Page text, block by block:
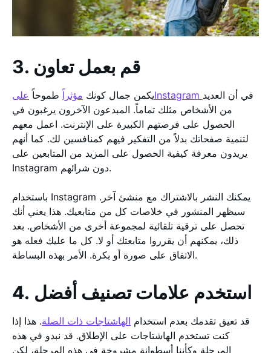
3. قم بعمل تعاون
يكمن جمال كونك مؤثراً طموحاً علىInstagram في أن العديد
من الأشخاص مثلك تماماً. المبدعون الآخرون يرغبون في
الحصول على فرصتهم الكبيرة على الإنترنت. اعمل معهم
لتنمية صفحاتك بدلاً من التفكير فيهم كمنافسين لك. كما أنهم
يريدون معرفة كيفية الحصول على المزيد من المتابعين على
Instagram دون شرائهم.
باستخدام Instagram يمكنك النشر بالاشتراك مع منشئ آخر.
سيظهر المنشور في خلاصات كل من متابعيك. هذا يعني أنك
تحصل على ترقية تلقائية لمجموعة أخرى من الأشخاص. بعد
ذلك، يمكنهم أن يقرروا متابعتك أو لا. كل ما عليك فعله هو
الاتفاق على صورة أو بكرة. الأمر بهذه البساطة.
4. استخدم علامات تصنيف أفضل
قد تعيق تقدمك بعدم استخدام الهاشتاجات ذات الصلة. هذا إذا
كنت تستخدم الهاشتاجات على الإطلاق. قد نبدو في هذه
المرحلة وكأننا أسطوانة مشروخة في هذه المرحلة، لكن